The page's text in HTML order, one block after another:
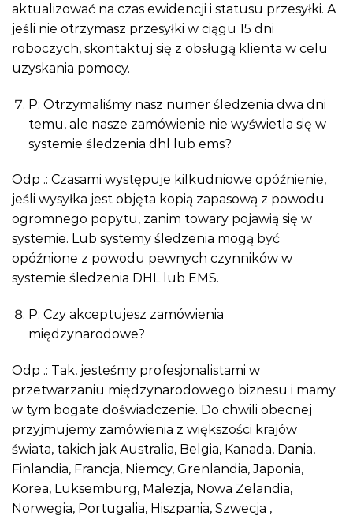
aktualizować na czas ewidencji i statusu przesyłki. A
jeśli nie otrzymasz przesyłki w ciągu 15 dni
roboczych, skontaktuj się z obsługą klienta w celu
uzyskania pomocy.
P: Otrzymaliśmy nasz numer śledzenia dwa dni
temu, ale nasze zamówienie nie wyświetla się w
systemie śledzenia dhl lub ems?
Odp .: Czasami występuje kilkudniowe opóźnienie,
jeśli wysyłka jest objęta kopią zapasową z powodu
ogromnego popytu, zanim towary pojawią się w
systemie. Lub systemy śledzenia mogą być
opóźnione z powodu pewnych czynników w
systemie śledzenia DHL lub EMS.
P: Czy akceptujesz zamówienia
międzynarodowe?
Odp .: Tak, jesteśmy profesjonalistami w
przetwarzaniu międzynarodowego biznesu i mamy
w tym bogate doświadczenie. Do chwili obecnej
przyjmujemy zamówienia z większości krajów
świata, takich jak Australia, Belgia, Kanada, Dania,
Finlandia, Francja, Niemcy, Grenlandia, Japonia,
Korea, Luksemburg, Malezja, Nowa Zelandia,
Norwegia, Portugalia, Hiszpania, Szwecja ,